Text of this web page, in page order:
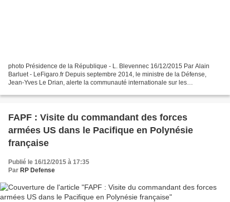
photo Présidence de la République - L. Blevennec 16/12/2015 Par Alain
Barluet - LeFigaro.fr Depuis septembre 2014, le ministre de la Défense,
Jean-Yves Le Drian, alerte la communauté internationale sur les
FAPF : Visite du commandant des forces
armées US dans le Pacifique en Polynésie
française
Publié le 16/12/2015 à 17:35
Par RP Defense